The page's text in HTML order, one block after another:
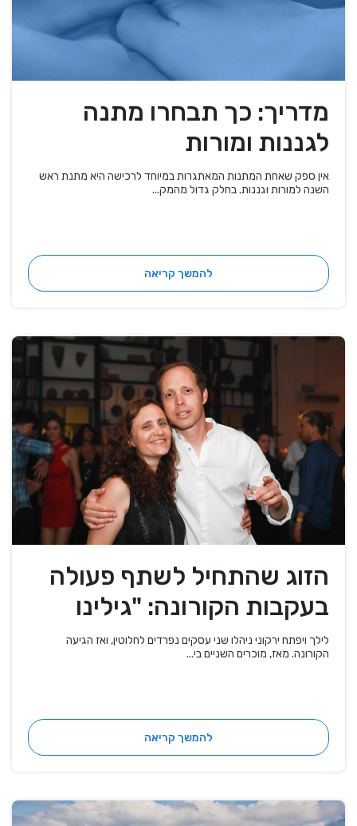
מדריך: כך תבחרו מתנה
לגננות ומורות
אין ספק שאחת המתנות המאתגרות במיוחד לרכישה היא מתנת ראש
השנה למורות וגננות. בחלק גדול מהמק...
להמשך קריאה
הזוג שהתחיל לשתף פעולה
בעקבות הקורונה: "גילינו
שהמוצרים שלנו משלימים"
לילך ויפתח ירקוני ניהלו שני עסקים נפרדים לחלוטין, ואז הגיעה
הקורונה. מאז, מוכרים השניים בי...
להמשך קריאה